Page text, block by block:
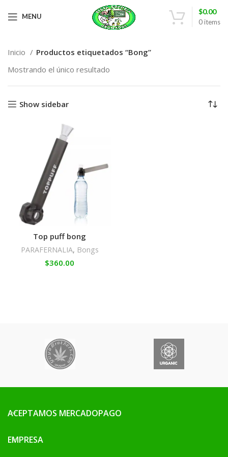
MENU
0items
$0.00
Inicio
Productos etiquetados “Bong”
Mostrando el único resultado
Show sidebar
Top puff bong
PARAFERNALIA, Bongs
$360.00
ACEPTAMOS MERCADOPAGO
EMPRESA